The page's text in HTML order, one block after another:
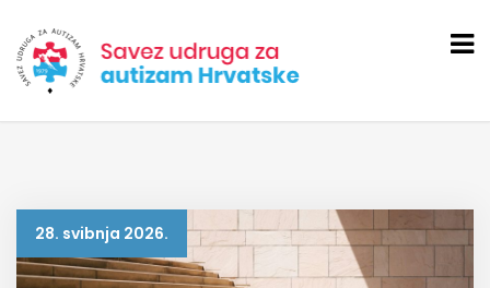
28. svibnja 2026.